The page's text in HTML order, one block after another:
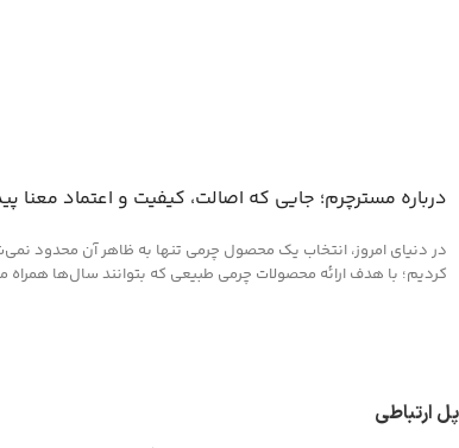
درباره مسترچرم؛ جایی که اصالت، کیفیت و اعتماد معنا
در دنیای امروز، انتخاب یک محصول چرمی تنها به ظاهر آن محدود
کردیم؛ با هدف ارائه محصولات چرمی طبیعی که بتوانند سال‌ها همراه
پل ارتباطی